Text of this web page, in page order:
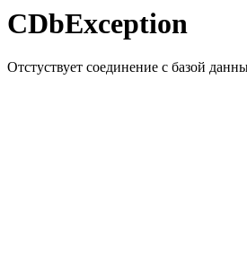
CDbException
Отстуствует соединение с базой